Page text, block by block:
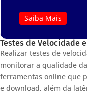
Saiba Mais
Testes de Velocidade
Realizar testes de
monitorar a qualidade
ferramentas online que
e download, além da